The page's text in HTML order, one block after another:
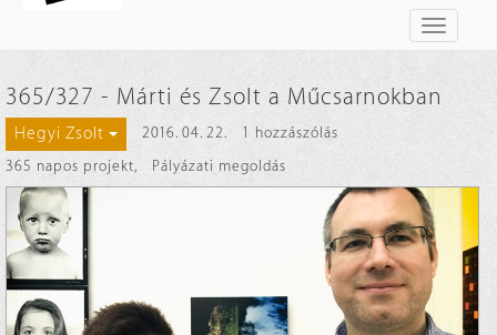
Toggle
365/327 - Márti és Zsolt a Műcsarnokban
Hegyi Zsolt 2016. 04. 22.
1 hozzászólás
365 napos projekt, Pályázati megoldás